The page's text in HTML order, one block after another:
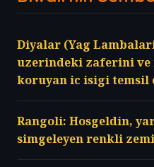
Diyalar (Yag
uzerindeki zaferini ve
koruyan ic isigi temsil
Rangoli: Hosgeldin,
simgeleyen renkli